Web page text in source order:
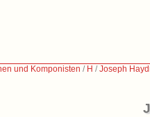
und Komponisten / H /Joseph